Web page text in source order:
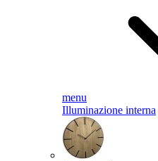
menu
Illuminazione interna